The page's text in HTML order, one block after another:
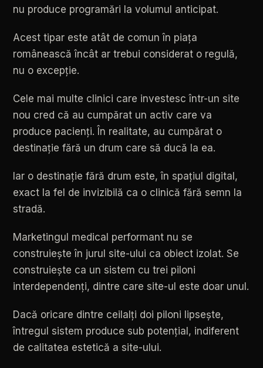
nu produce programări la volumul anticipat.
Acest tipar este atât de comun în piața
românească încât ar trebui considerat o regulă,
nu o excepție.
Cele mai multe clinici care investesc într-un site
nou cred că au cumpărat un activ care va
produce pacienți. În realitate, au cumpărat o
destinație fără un drum care să ducă la ea.
Iar o destinație fără drum este, în spațiul digital,
exact la fel de invizibilă ca o clinică fără semn la
stradă.
Marketingul medical performant nu se
construiește în jurul site-ului ca obiect izolat. Se
construiește ca un sistem cu trei piloni
interdependenți, dintre care site-ul este doar unul.
Dacă oricare dintre ceilalți doi piloni lipsește,
întregul sistem produce sub potențial, indiferent
de calitatea estetică a site-ului.